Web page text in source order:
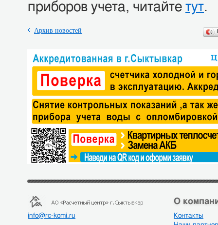
приборов учета, читайте тут.
Архив новостей
info@rc-komi.ru
О
Контакты